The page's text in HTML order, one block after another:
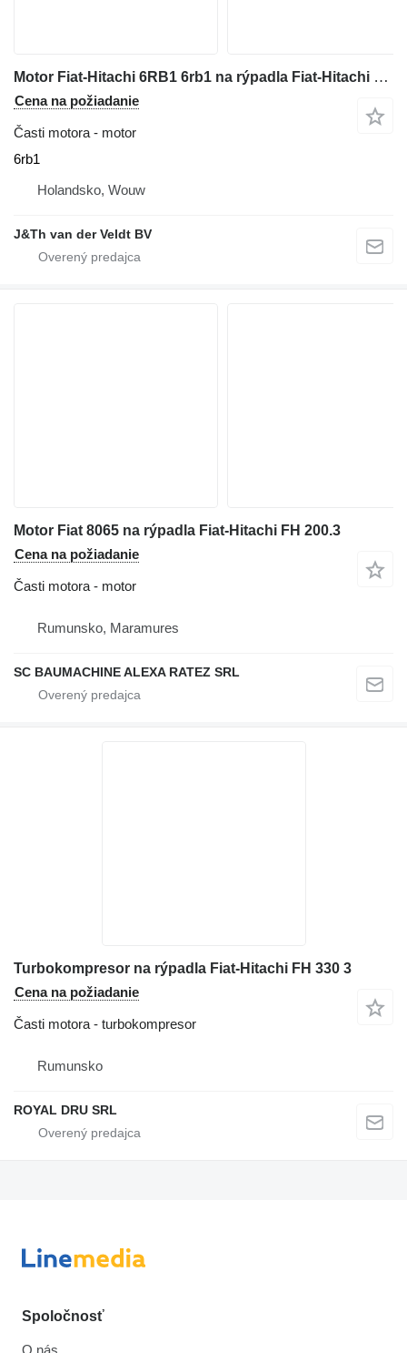
Motor Fiat-Hitachi 6RB1 6rb1 na rýpadla Fiat-Hitachi FH450
Cena na požiadanie
Časti motora - motor
6rb1
Holandsko, Wouw
J&Th van der Veldt BV
Motor Fiat 8065 na rýpadla Fiat-Hitachi FH 200.3
Cena na požiadanie
Časti motora - motor
Rumunsko, Maramures
SC BAUMACHINE ALEXA RATEZ SRL
Turbokompresor na rýpadla Fiat-Hitachi FH 330 3
Cena na požiadanie
Časti motora - turbokompresor
Rumunsko
ROYAL DRU SRL
Spoločnosť
O nás